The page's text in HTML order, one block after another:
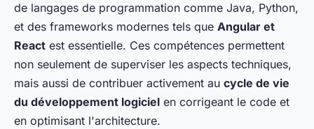
de langages de programmation comme Java, Python,
et des frameworks modernes tels que Angular et
React est essentielle. Ces compétences permettent
non seulement de superviser les aspects techniques,
mais aussi de contribuer activement au cycle de vie
du développement logiciel en corrigeant le code et
en optimisant l'architecture.